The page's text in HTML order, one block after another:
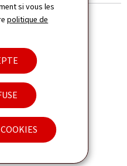
si vous les
politique de